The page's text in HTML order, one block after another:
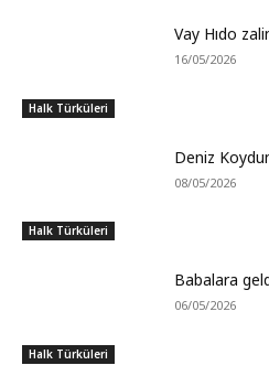
Halk Türküleri
Vay Hıdo
16/05/2026
Halk Türküleri
Deniz
08/05/2026
Halk Türküleri
Babalara
06/05/2026